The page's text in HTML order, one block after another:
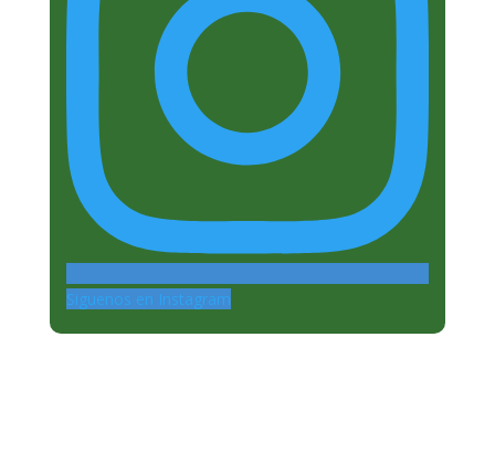
Siguenos en Instagram